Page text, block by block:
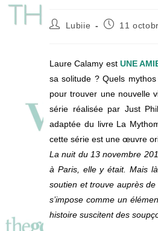
Auteur/autrice
Lubiie
Publication
11
Laure Calamy estUNE
sa solitude ? Quels
pour trouver une nouvelle
série réalisée par Just
adaptée du livre La
cette série est une œuvre
La nuit du 13 novembre
à Paris, elle y était. Mais
soutien et trouve auprès
s’impose comme un
histoire suscitent des